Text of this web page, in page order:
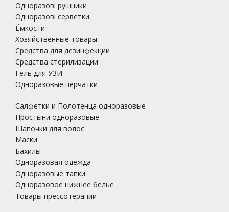
Одноразові рушники
Одноразові серветки
Ёмкости
Хозяйственные товары
Средства для дезинфекции
Средства стерилизации
Гель для УЗИ
Одноразовые перчатки
Салфетки и Полотенца одноразовые
Простыни одноразовые
Шапочки для волос
Маски
Бахилы
Одноразовая одежда
Одноразовые тапки
Одноразовое нижнее белье
Товары прессотерапии